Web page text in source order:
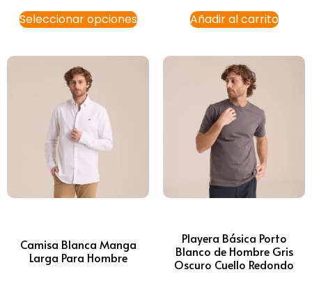
Seleccionar opciones Añadir al carrito
Camisa Blanca Manga
Larga Para Hombre
Playera Básica Porto
Blanco de Hombre Gris
Oscuro Cuello Redondo